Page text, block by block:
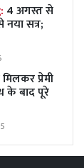
4 अगस्त से
सत्र;
प्रेमी
के बाद पूरे